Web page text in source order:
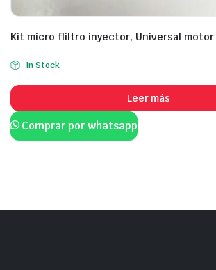
Kit micro fliltro inyector, Universal motor
In Stock
Leer más
Comprar por whatsapp